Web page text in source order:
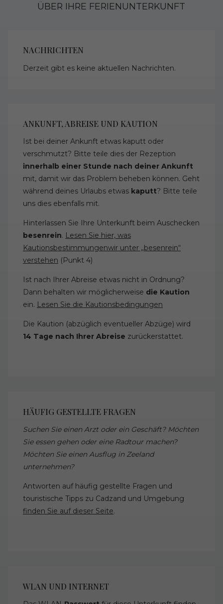
ÜBER IHRE FERIENUNTERKUNFT
NACHRICHTEN
Derzeit gibt es keine aktuellen Nachrichten.
ANKUNFT, ABREISE UND KAUTION
Ist bei deiner Ankunft etwas kaputt oder
verschmutzt? Bitte teile dies der Rezeption
innerhalb einer Stunde nach deiner Ankunft
mit, damit wir das Problem beheben können. Geht
während deines Urlaubs etwas kaputt? Bitte teile
uns dies ebenfalls mit.
Hinterlassen Sie Ihre Unterkunft beim Auschecken
besenrein. Lesen Sie hier, was
Kautionsbestimmungenwir unter „besenrein“
verstehen (Punkt 4)
Ist nach Ihrer Abreise etwas nicht in Ordnung?
Dann behalten wir möglicherweise die Kaution
ein. Lesen Sie die Kautionsbedingungen
Die Kaution (abzüglich eventueller Abzüge) wird
14 Tage nach Ihrer Abreise zurückerstattet.
HÄUFIG GESTELLTE FRAGEN
Suchen Sie einen Arzt oder ein Geschäft? Möchten
Sie essen gehen oder eine Radtour machen?
Möchten Sie einen Ausflug in Zeeland
unternehmen?
Antworten auf häufig gestellte Fragen und
touristische Tipps zu Cadzand und Umgebung
finden Sie auf dieser Seite.
WLAN UND INTERNET